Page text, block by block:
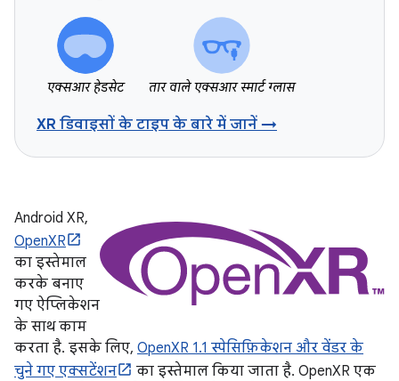
एक्सआर हेडसेट तार वाले एक्सआर स्मार्ट ग्लास
XR डिवाइसों के टाइप के बारे में जानें →
Android XR,
OpenXR
का इस्तेमाल
करके बनाए
गए ऐप्लिकेशन
के साथ काम
करता है. इसके लिए, OpenXR 1.1 स्पेसिफ़िकेशन और वेंडर के
चुने गए एक्सटेंशन
का इस्तेमाल किया जाता है. OpenXR एक